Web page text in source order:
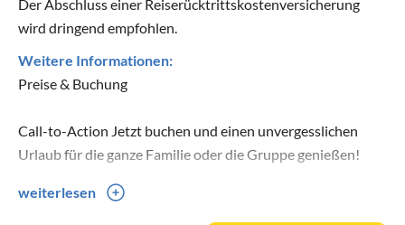
Der Abschluss einer Reiserücktrittskostenversicherung
wird dringend empfohlen.
Weitere Informationen:
Preise & Buchung
Call-to-Action Jetzt buchen und einen unvergesslichen
Urlaub für die ganze Familie oder die Gruppe genießen!
Mindestbuchung: 7 Personen, 2 Nächte
weiterlesen